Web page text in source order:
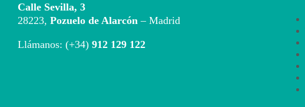
Calle Sevilla, 3
28223, Pozuelo de Alarcón – Madrid
Llámanos: (+34) 912 129 122